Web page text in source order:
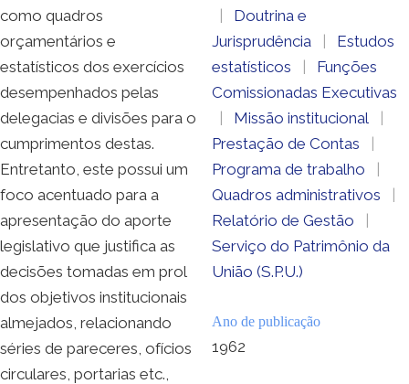
como quadros
orçamentários e
estatísticos dos exercícios
desempenhados pelas
delegacias e divisões para o
cumprimentos destas.
Entretanto, este possui um
foco acentuado para a
apresentação do aporte
legislativo que justifica as
decisões tomadas em prol
dos objetivos institucionais
almejados, relacionando
séries de pareceres, ofícios
circulares, portarias etc.,
|
Doutrina e
Jurisprudência
|
Estudos
estatísticos
|
Funções
Comissionadas Executivas
|
Missão institucional
|
Prestação de Contas
|
Programa de trabalho
|
Quadros administrativos
|
Relatório de Gestão
|
Serviço do Patrimônio da
União (S.P.U.)
Ano de publicação
1962